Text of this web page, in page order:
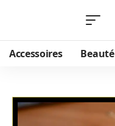
Accessoires Beauté